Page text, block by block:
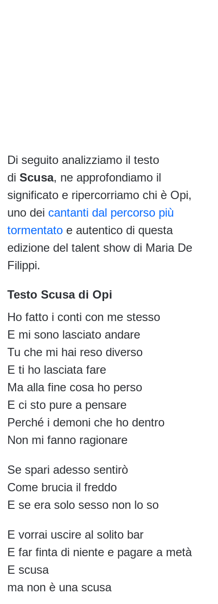
Di seguito analizziamo il testo
di Scusa, ne approfondiamo il
significato e ripercorriamo chi è Opi,
uno dei cantanti dal percorso più
tormentato e autentico di questa
edizione del talent show di Maria De
Filippi.
Testo Scusa di Opi
Ho fatto i conti con me stesso
E mi sono lasciato andare
Tu che mi hai reso diverso
E ti ho lasciata fare
Ma alla fine cosa ho perso
E ci sto pure a pensare
Perché i demoni che ho dentro
Non mi fanno ragionare
Se spari adesso sentirò
Come brucia il freddo
E se era solo sesso non lo so
E vorrai uscire al solito bar
E far finta di niente e pagare a metà
E scusa
ma non è una scusa